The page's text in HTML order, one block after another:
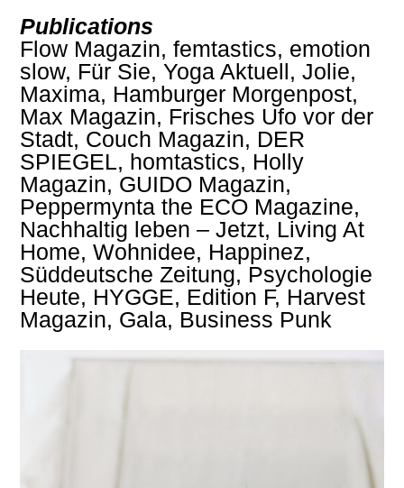
Publications
Flow Magazin, femtastics, emotion
slow, Für Sie, Yoga Aktuell, Jolie,
Maxima, Hamburger Morgenpost,
Max Magazin, Frisches Ufo vor der
Stadt, Couch Magazin, DER
SPIEGEL, homtastics, Holly
Magazin, GUIDO Magazin,
Peppermynta the ECO Magazine,
Nachhaltig leben – Jetzt, Living At
Home, Wohnidee, Happinez,
Süddeutsche Zeitung, Psychologie
Heute, HYGGE, Edition F, Harvest
Magazin, Gala, Business Punk